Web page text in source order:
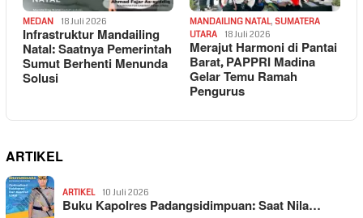
MEDAN 18 Juli 2026
Infrastruktur Mandailing
Natal: Saatnya Pemerintah
Sumut Berhenti Menunda
Solusi
MANDAILING NATAL, SUMATERA
UTARA
18 Juli 2026
Merajut Harmoni di Pantai
Barat, PAPPRI Madina
Gelar Temu Ramah
Pengurus
ARTIKEL
ARTIKEL 10 Juli 2026
Buku Kapolres Padangsidimpuan: Saat Nila…